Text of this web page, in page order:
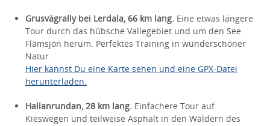
Grusvägrally bei Lerdala, 66 km lang. Eine etwas längere
Tour durch das hübsche Vallegebiet und um den See
Flämsjön herum. Perfektes Training in wunderschöner
Natur.
Hier kannst Du eine Karte sehen und eine GPX-Datei
herunterladen.
Hallanrundan, 28 km lang. Einfachere Tour auf
Kieswegen und teilweise Asphalt in den Wäldern des